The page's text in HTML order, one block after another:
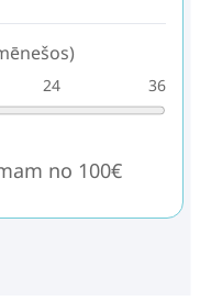
24 36
no 100€